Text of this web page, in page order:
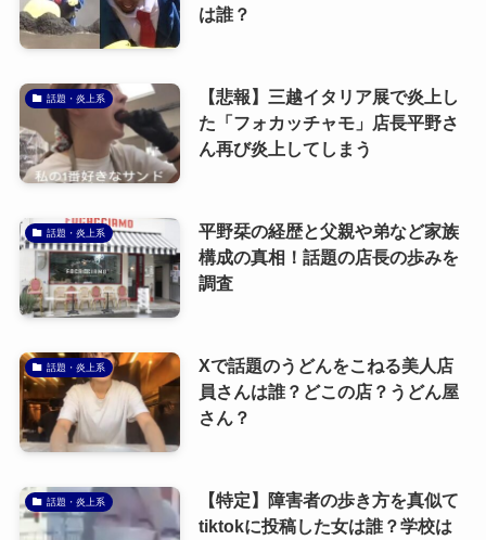
は誰？
話題・炎上系
【悲報】三越イタリア展で炎上し
た「フォカッチャモ」店長平野さ
ん再び炎上してしまう
話題・炎上系
平野栞の経歴と父親や弟など家族
構成の真相！話題の店長の歩みを
調査
話題・炎上系
Xで話題のうどんをこねる美人店
員さんは誰？どこの店？うどん屋
さん？
話題・炎上系
【特定】障害者の歩き方を真似て
tiktokに投稿した女は誰？学校は